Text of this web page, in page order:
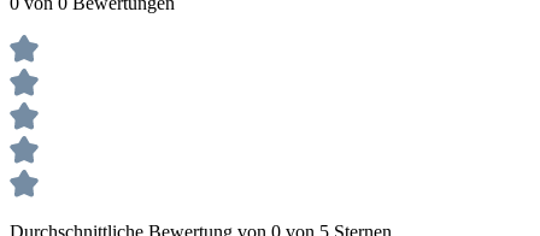
Durchschnittliche Bewertung von 0 von 5 Sternen